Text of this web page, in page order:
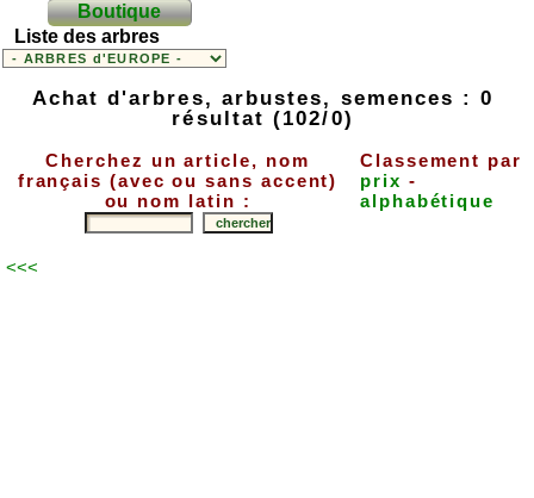
Boutique
Liste des arbres
Achat d'arbres, arbustes, semences : 0
résultat (102/0)
Cherchez un article, nom
français (avec ou sans accent)
ou nom latin :
Classement par
prix -
alphabétique
<<<